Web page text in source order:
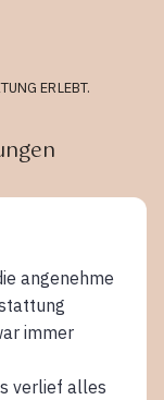
ERLEBT.
angenehme
immer
verlief alles